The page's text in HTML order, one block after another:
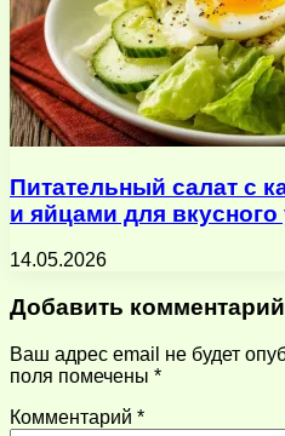
Питательный салат с
и яйцами для вкусного
14.05.2026
Добавить комментарий
Ваш адрес email не будет
поля помечены *
Комментарий *